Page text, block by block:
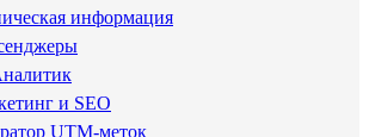
информация
и SEO
UTM-меток